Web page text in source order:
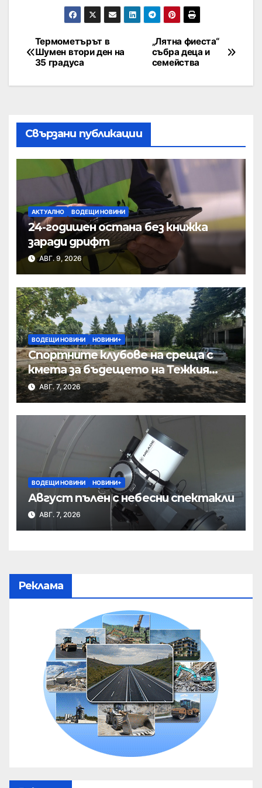
„Лятна фиеста“
събра деца и
семейства
Термометърът в
Шумен втори ден на
35 градуса
Свързани публикации
АКТУАЛНО ВОДЕЩИ НОВИНИ
24-годишен остана без книжка
заради дрифт
АВГ. 9, 2026
ВОДЕЩИ НОВИНИ НОВИНИ+
Спортните клубове на среща с
кмета за бъдещето на Тежкия
полк
АВГ. 7, 2026
ВОДЕЩИ НОВИНИ НОВИНИ+
Август пълен с небесни спектакли
АВГ. 7, 2026
Реклама